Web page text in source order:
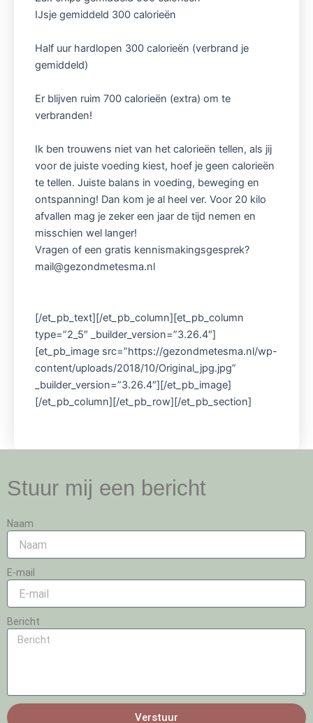
IJsje gemiddeld 300 calorieën
Half uur hardlopen 300 calorieën (verbrand je
gemiddeld)
Er blijven ruim 700 calorieën (extra) om te
verbranden!
Ik ben trouwens niet van het calorieën tellen, als jij
voor de juiste voeding kiest, hoef je geen calorieën
te tellen. Juiste balans in voeding, beweging en
ontspanning! Dan kom je al heel ver. Voor 20 kilo
afvallen mag je zeker een jaar de tijd nemen en
misschien wel langer!
Vragen of een gratis kennismakingsgesprek?
mail@gezondmetesma.nl
[/et_pb_text][/et_pb_column][et_pb_column
type=”2_5″ _builder_version=”3.26.4″]
[et_pb_image src=”https://gezondmetesma.nl/wp-
content/uploads/2018/10/Original_jpg.jpg”
_builder_version=”3.26.4″][/et_pb_image]
[/et_pb_column][/et_pb_row][/et_pb_section]
Stuur mij een bericht
Naam
E-mail
Bericht
Verstuur